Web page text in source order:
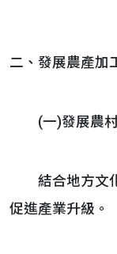
二、發展農產加
(一)發展農村
結合地方文化
促進產業升級。